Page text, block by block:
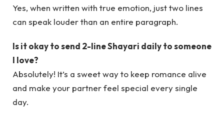
Yes, when written with true emotion, just two lines
can speak louder than an entire paragraph.
Is it okay to send 2-line Shayari daily to someone
I love?
Absolutely! It’s a sweet way to keep romance alive
and make your partner feel special every single
day.